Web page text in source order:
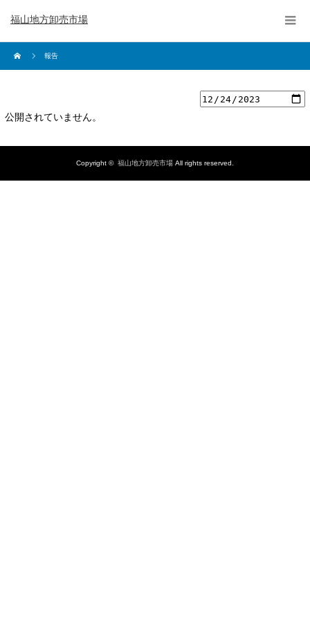
福山地方卸売市場
報告
公開されていません。
Copyright © 福山地方卸売市場 All rights reserved.